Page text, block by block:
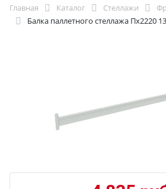
Главная Каталог Стеллажи
Балка паллетного стеллажа Пх2220